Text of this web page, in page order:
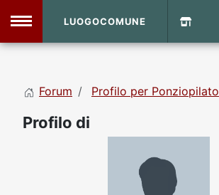
LUOGOCOMUNE
Forum Profilo per Ponziopilato
Profilo di